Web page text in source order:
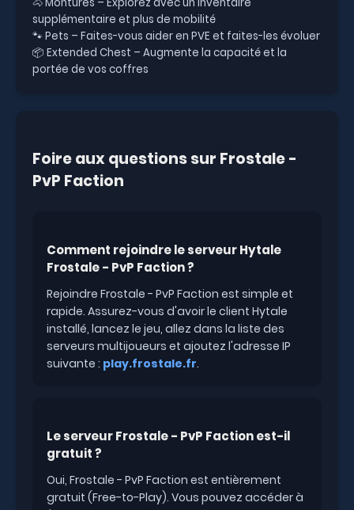
supplémentaire et plus de mobilité
🐾 Pets – Faites-vous aider en PVE et faites-les évoluer
📦 Extended Chest – Augmente la capacité et la
portée de vos coffres
Foire aux questions sur Frostale -
PvP Faction
Comment rejoindre le serveur Hytale
Frostale - PvP Faction ?
Rejoindre Frostale - PvP Faction est simple et
rapide. Assurez-vous d'avoir le client Hytale
installé, lancez le jeu, allez dans la liste des
serveurs multijoueurs et ajoutez l'adresse IP
suivante : play.frostale.fr.
Le serveur Frostale - PvP Faction est-il
gratuit ?
Oui, Frostale - PvP Faction est entièrement
gratuit (Free-to-Play). Vous pouvez accéder à